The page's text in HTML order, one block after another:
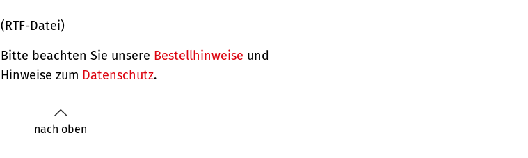
(RTF-Datei)
Bitte beachten Sie unsere Bestellhinweise und
Hinweise zum Datenschutz.
nach oben